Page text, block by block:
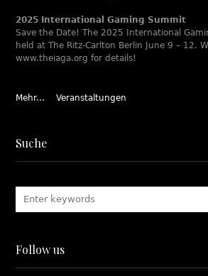
2025 International Gaming Summit
Save the Date! The 2025 International
held at The Ritz-Carlton Berlin June 9 – 12.
www.theiaga.org for details!
Mehr... Veranstaltungen
Suche
Follow us